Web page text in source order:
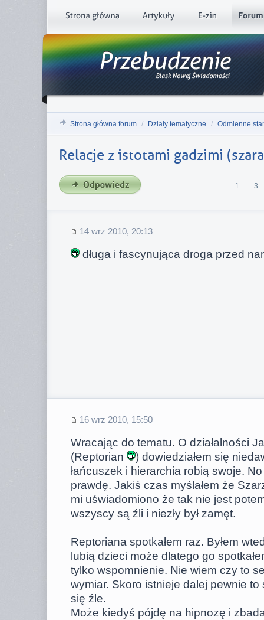
Strona główna forum / Działy tematyczne / Odmienne
Relacje z istotami gadzimi
1 ... 3
14 wrz 2010, 20:13
długa i fascynująca droga przed
16 wrz 2010, 15:50
Wracając do tematu. O działalności
(Reptorian
) dowiedziałem się
łańcuszek i hierarchia robią swoje.
prawdę. Jakiś czas myślałem że
mi uświadomiono że tak nie jest
wszyscy są źli i niezły był zamęt.
Reptoriana spotkałem raz. Byłem
lubią dzieci może dlatego go
tylko wspomnienie. Nie wiem czy to
wymiar. Skoro istnieje dalej pewnie to
się źle.
Może kiedyś pójdę na hipnozę i